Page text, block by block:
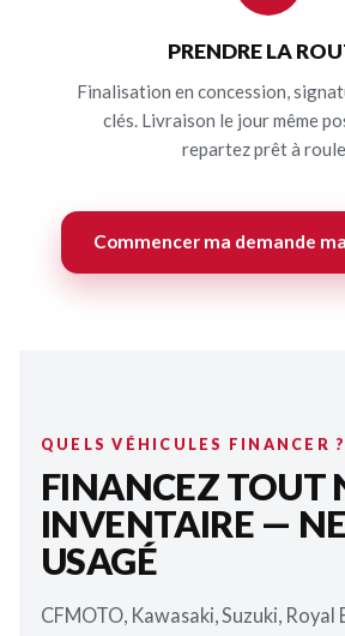
PRENDRE LA
Finalisation en concession,
clés. Livraison le jour même
repartez prêt à
Commencer ma demande
QUELS VÉHICULES FINANCER ?
FINANCEZ TOUT
INVENTAIRE —
USAGÉ
CFMOTO, Kawasaki, Suzuki, Royal